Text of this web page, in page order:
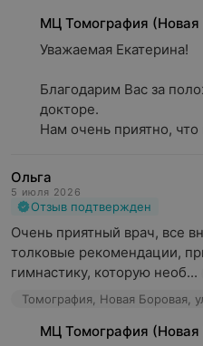
МЦ Томография (Новая
Уважаемая Екатерина!
Благодарим Вас за
докторе.
Нам очень приятно, что
Ольга
5 июля 2026
Отзыв подтвержден
Очень приятный врач, все
толковые рекомендации,
гимнастику, которую необ...
Томография, Новая Боровая,
МЦ Томография (Новая